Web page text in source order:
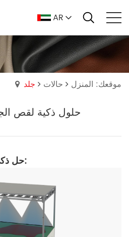
AR
موقعك: المنزل حالات جلد
حلول ذكية لقص
■ حل ذكي لقص الجلد الطبيعي: